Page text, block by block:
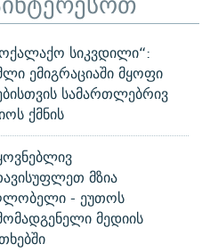
სიკვდილი“:
ემიგრაციაში მყოფი
სამართლებრივ
ქმნის
მზია
- ეუთოს
მედიის